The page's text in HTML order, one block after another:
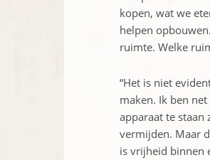
kopen, wat we
helpen
ruimte. Welke
“Het is niet
maken. Ik ben
apparaat te staan
vermijden. Maar
is vrijheid binnen